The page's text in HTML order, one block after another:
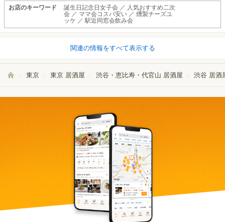
お店のキーワード
誕生日記念日女子会 ／ 人気おすすめ二次
会 ／ ママ会コスパ安い ／ 燻製チーズユ
ッケ ／ 駅近同窓会飲み会
関連の情報をすべて表示する
東京 東京 居酒屋 渋谷・恵比寿・代官山 居酒屋 渋谷 居酒